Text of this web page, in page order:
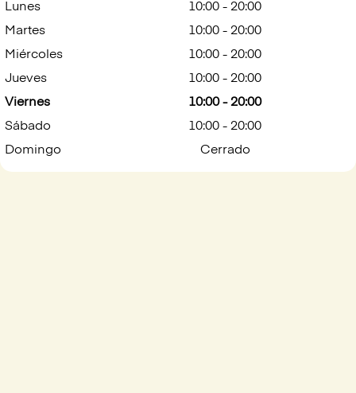
Lunes
10:00 - 20:00
Martes
10:00 - 20:00
Miércoles
10:00 - 20:00
Jueves
10:00 - 20:00
Viernes
10:00 - 20:00
Sábado
10:00 - 20:00
Domingo
Cerrado